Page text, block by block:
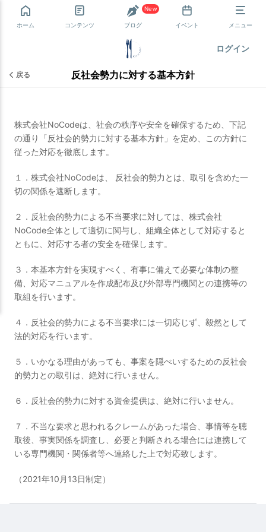
ホーム コンテンツ
New
ブログ イベント メニュー
ログイン
戻る 反社会勢力に対する基本方針
株式会社NoCodeは、社会の秩序や安全を確保するため、下記
の通り「反社会的勢力に対する基本方針」を定め、この方針に
従った対応を徹底します。
１．株式会社NoCodeは、 反社会的勢力とは、取引を含めた一
切の関係を遮断します。
２．反社会的勢力による不当要求に対しては、株式会社
NoCode全体として適切に関与し、組織全体として対応すると
ともに、対応する者の安全を確保します。
３．本基本方針を実現すべく、有事に備えて必要な体制の整
備、対応マニュアルを作成配布及び外部専門機関との連携等の
取組を行います。
４．反社会的勢力による不当要求には一切応じず、毅然として
法的対応を行います。
５．いかなる理由があっても、事案を隠ぺいするための反社会
的勢力との取引は、絶対に行いません。
６．反社会的勢力に対する資金提供は、絶対に行いません。
７．不当な要求と思われるクレームがあった場合、事情等を聴
取後、事実関係を調査し、必要と判断される場合には連携して
いる専門機関・関係者等へ連絡した上で対応致します。
（2021年10月13日制定）